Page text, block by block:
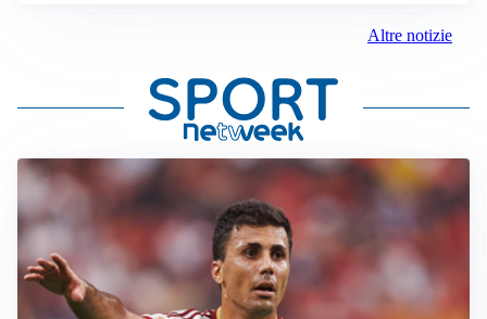
Altre notizie